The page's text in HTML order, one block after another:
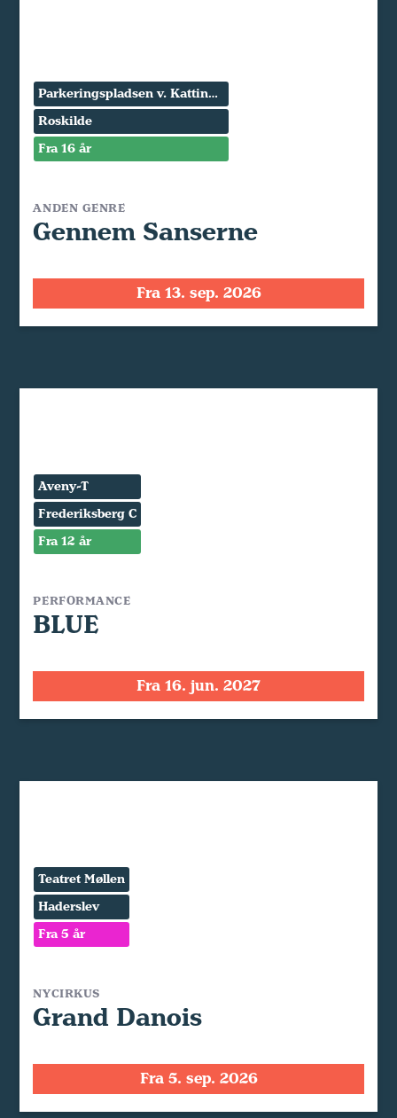
Parkeringspladsen v. Kattinge Værk
Roskilde
Fra 16 år
ANDEN GENRE
Gennem Sanserne
Fra 13. sep. 2026
Aveny-T
Frederiksberg C
Fra 12 år
PERFORMANCE
BLUE
Fra 16. jun. 2027
Teatret Møllen
Haderslev
Fra 5 år
NYCIRKUS
Grand Danois
Fra 5. sep. 2026